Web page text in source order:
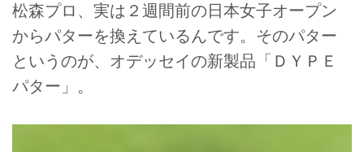
松森プロ、実は２週間前の日本女子オープン
からパターを換えているんです。そのパター
というのが、オデッセイの新製品「ＤＹＰＥ
パター」。